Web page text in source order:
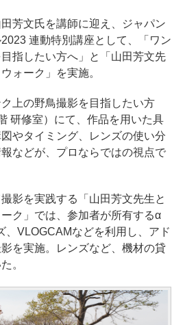
芳文氏を講師に迎え、ジャパン
連動特別講座として、「ワン
指したい方へ」と「山田芳文先
ォーク」を実施。
上の野鳥撮影を目指したい方
研修室）にて、作品を用いた具
やタイミング、レンズの使い分
などが、プロならではの視点で
影を実践する「山田芳文先生と
ク」では、参加者が所有するα
、VLOGCAMなどを利用し、アド
を実施。レンズなど、機材の貸
。